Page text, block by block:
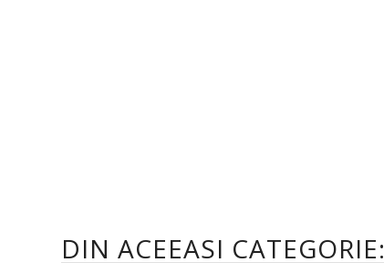
DIN ACEEASI CATEGORIE: